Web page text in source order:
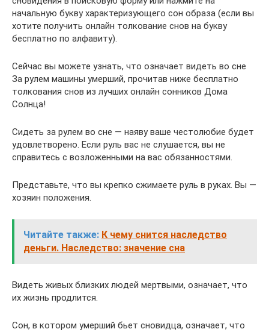
начальную букву характеризующего сон образа (если вы
хотите получить онлайн толкование снов на букву
бесплатно по алфавиту).
Сейчас вы можете узнать, что означает видеть во сне
За рулем машины умерший, прочитав ниже бесплатно
толкования снов из лучших онлайн сонников Дома
Солнца!
Сидеть за рулем во сне — наяву ваше честолюбие будет
удовлетворено. Если руль вас не слушается, вы не
справитесь с возложенными на вас обязанностями.
Представьте, что вы крепко сжимаете руль в руках. Вы —
хозяин положения.
Читайте также: К чему снится наследство
деньги. Наследство: значение сна
Видеть живых близких людей мертвыми, означает, что
их жизнь продлится.
Сон, в котором умерший бьет сновидца, означает, что